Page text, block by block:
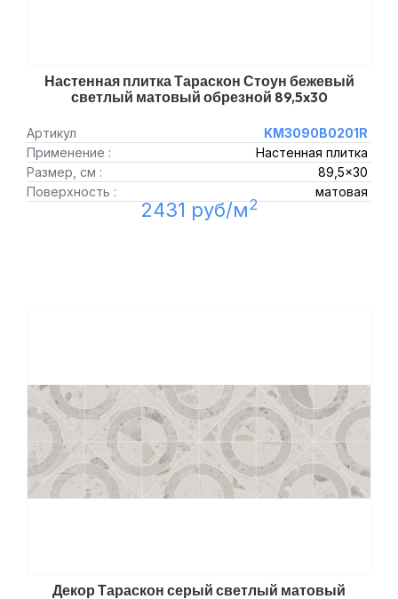
Настенная плитка Тараскон Стоун бежевый
светлый матовый обрезной 89,5x30
Артикул
KM3090B0201R
Применение :
Настенная плитка
Размер, см :
89,5x30
Поверхность :
матовая
2431 руб/м2
Декор Тараскон серый светлый матовый